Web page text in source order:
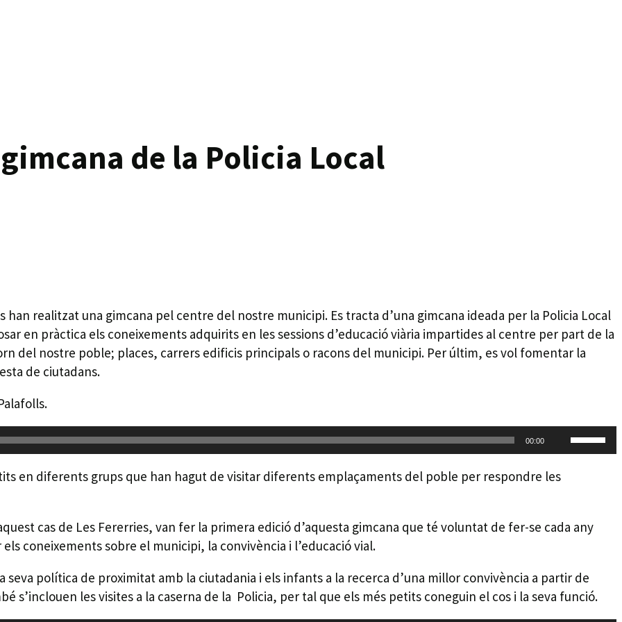
gimcana de la Policia Local
han realitzat una gimcana pel centre del nostre municipi. Es tracta d’una gimcana ideada per la Policia Local
en pràctica els coneixements adquirits en les sessions d’educació viària impartides al centre per part de la
del nostre poble; places, carrers edificis principals o racons del municipi. Per últim, es vol fomentar la
de ciutadans.
00:00
Feu
servir
fletxa
avall
per
en diferents grups que han hagut de visitar diferents emplaçaments del poble per respondre les
cas de Les Fererries, van fer la primera edició d’aquesta gimcana que té voluntat de fer-se cada any
coneixements sobre el municipi, la convivència i l’educació vial.
seva política de proximitat amb la ciutadania i els infants a la recerca d’una millor convivència a partir de
s’inclouen les visites a la caserna de la Policia, per tal que els més petits coneguin el cos i la seva funció.